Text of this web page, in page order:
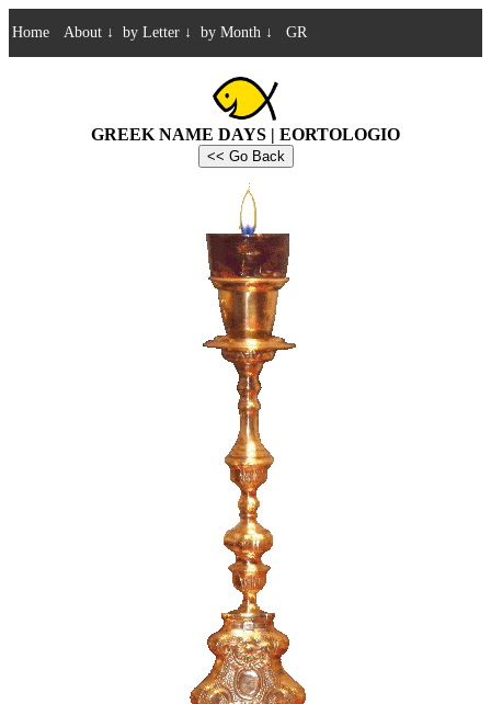
Home About ↓ by Letter ↓ by Month ↓ GR
GREEK NAME DAYS | EORTOLOGIO
<< Go Back